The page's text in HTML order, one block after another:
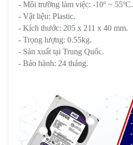
- Môi trường làm việc: -10º ~ 55ºC.
- Vật liệu: Plastic.
- Kích thước: 205 x 211 x 40 mm.
- Trọng lượng: 0.55kg.
- Sản xuất tại Trung Quốc.
- Bảo hành: 24 tháng.